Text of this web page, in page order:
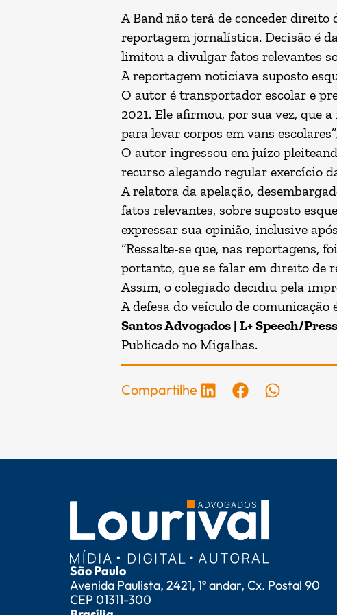
A Band não terá de conceder direito
reportagem jornalística. Decisão é
limitou a divulgar fatos relevantes
A reportagem noticiava suposto
O autor é transportador escolar e
2021. Ele afirmou, por sua vez, que
para levar corpos em vans
O autor ingressou em juízo
recurso alegando regular exercício
A relatora da apelação,
fatos relevantes, sobre suposto
expressar sua opinião, inclusive
“Ressalte-se que, nas reportagens,
portanto, que se falar em direito de
Assim, o colegiado decidiu pela
A defesa do veículo de
Santos Advogados | L+ Speech/Press
Publicado no Migalhas.
Compartilhe
São Paulo
Avenida Paulista, 2421, 1º andar, Cx. Postal 90
CEP 01311-300